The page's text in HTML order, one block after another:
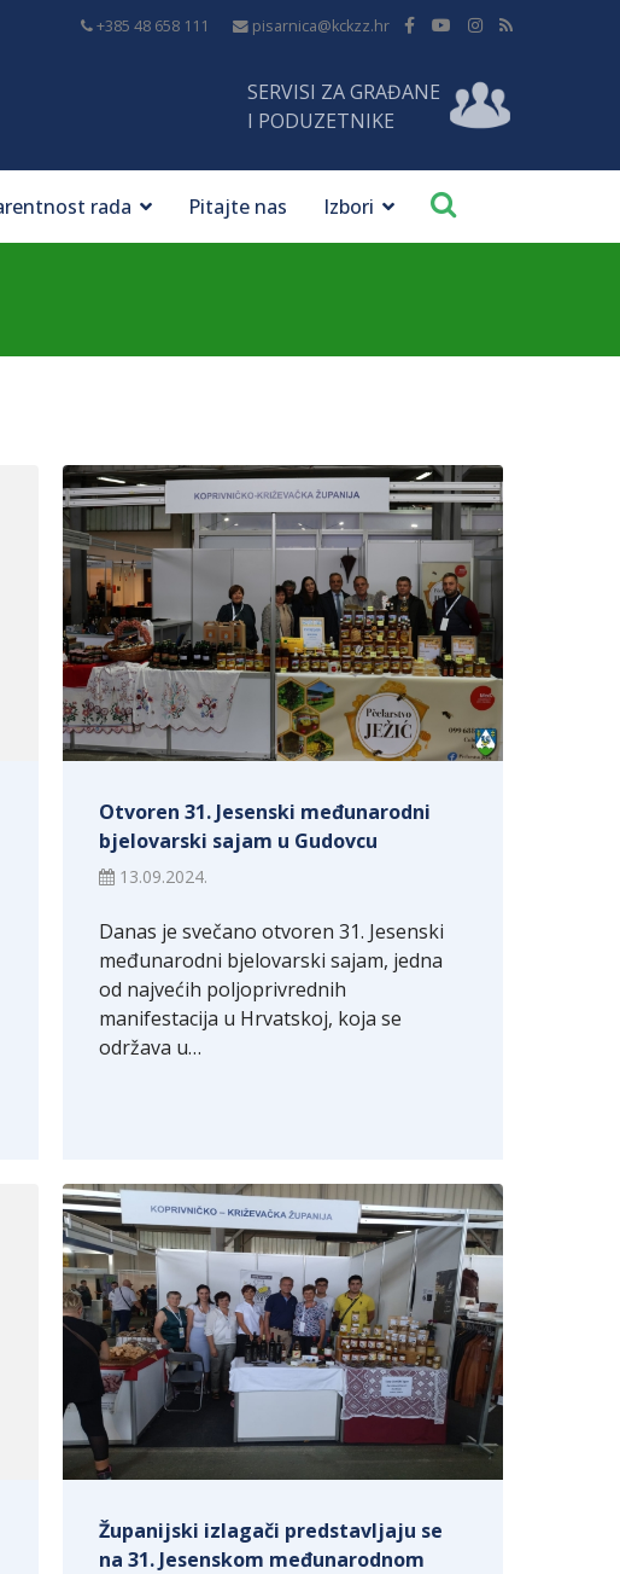
+385 48 658 111 pisarnica@kckzz.hr
SERVISI ZA GRAĐANE
I PODUZETNIKE
rada Pitajte nas Izbori
Otvoren 31. Jesenski međunarodni
bjelovarski sajam u Gudovcu
13.09.2024.
Danas je svečano otvoren 31. Jesenski
međunarodni bjelovarski sajam, jedna
od najvećih poljoprivrednih
manifestacija u Hrvatskoj, koja se
održava u…
Županijski izlagači predstavljaju se
na 31. Jesenskom međunarodnom